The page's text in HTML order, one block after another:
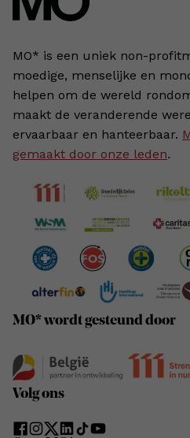
MO* is een uniek non-
moedige, menselijke en
helpen om de wereld
maakt de veranderende
ervaarbaar en hanteerbaar.
gemaakt door onze leden.
MO* wordt gesteund door
Volg ons